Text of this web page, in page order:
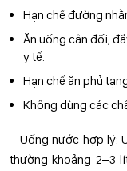
Hạn chế đường
Ăn uống cân đối,
y tế.
Hạn chế ăn phủ
Không dùng các
– Uống nước hợp lý:
thường khoảng 2–3